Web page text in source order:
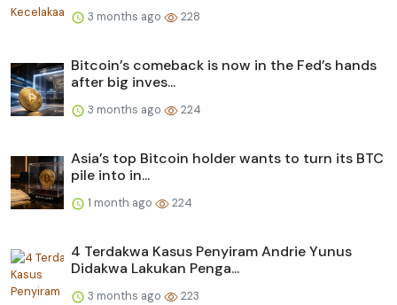
3 months ago 228
Bitcoin’s comeback is now in the Fed’s hands
after big inves...
3 months ago 224
Asia’s top Bitcoin holder wants to turn its BTC
pile into in...
1 month ago 224
4 Terdakwa Kasus Penyiram Andrie Yunus
Didakwa Lakukan Penga...
3 months ago 223